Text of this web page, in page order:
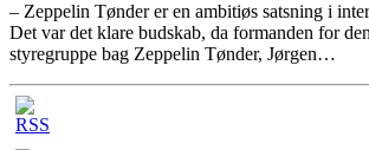
– Zeppelin Tønder er en ambitiøs satsning i
Det var det klare budskab, da formanden for
styregruppe bag Zeppelin Tønder, Jørgen…